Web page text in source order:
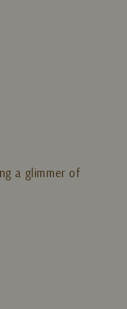
a glimmer of